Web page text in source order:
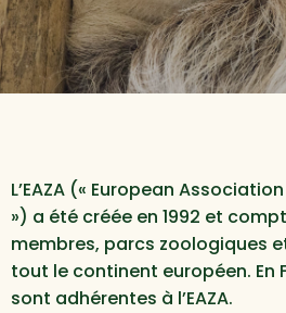
L’EAZA (« European
») a été créée en 1992 et
membres, parcs zoologiques
tout le continent européen. En
sont adhérentes à l’EAZA.